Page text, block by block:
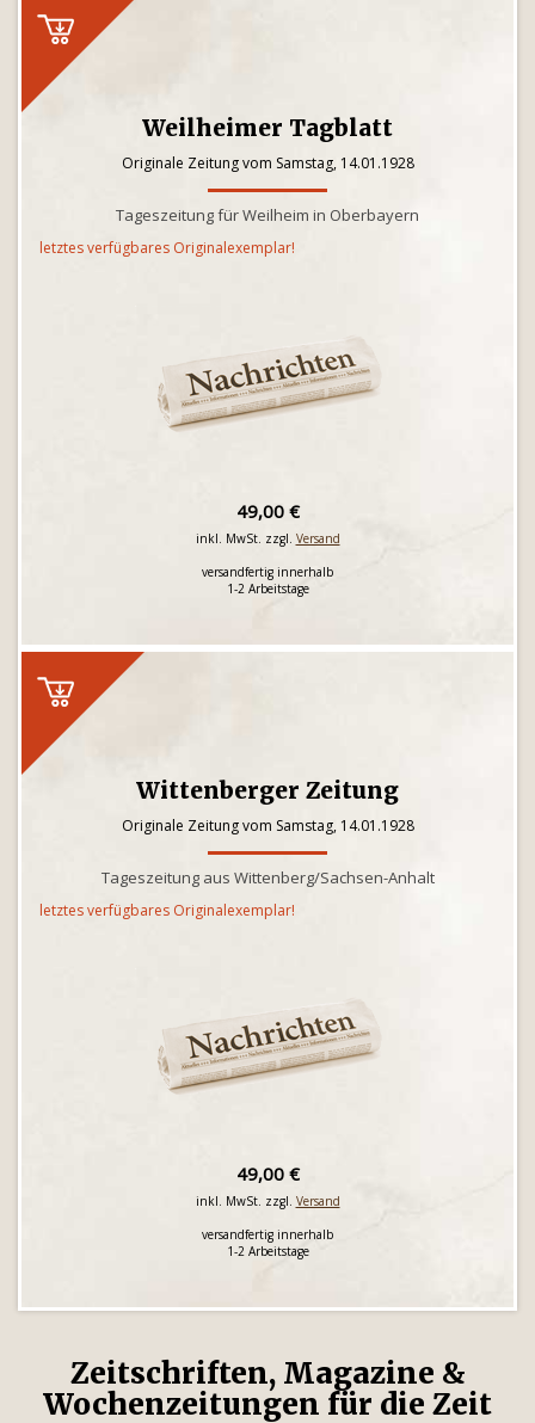
Weilheimer Tagblatt
Originale Zeitung vom Samstag, 14.01.1928
Tageszeitung für Weilheim in Oberbayern
letztes verfügbares Originalexemplar!
49,00 €
inkl. MwSt. zzgl. Versand
versandfertig innerhalb
1-2 Arbeitstage
Wittenberger Zeitung
Originale Zeitung vom Samstag, 14.01.1928
Tageszeitung aus Wittenberg/Sachsen-Anhalt
letztes verfügbares Originalexemplar!
49,00 €
inkl. MwSt. zzgl. Versand
versandfertig innerhalb
1-2 Arbeitstage
Zeitschriften, Magazine &
Wochenzeitungen für die Zeit